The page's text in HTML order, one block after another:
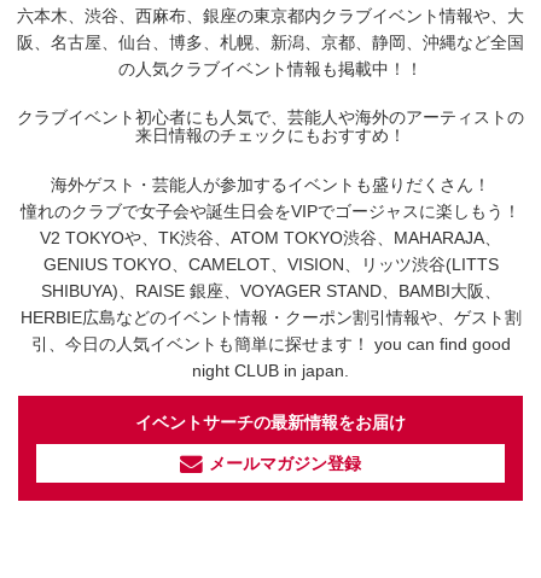
六本木、渋谷、西麻布、銀座の東京都内クラブイベント情報や、大
阪、名古屋、仙台、博多、札幌、新潟、京都、静岡、沖縄など全国
の人気クラブイベント情報も掲載中！！
クラブイベント初心者にも人気で、芸能人や海外のアーティストの
来日情報のチェックにもおすすめ！
海外ゲスト・芸能人が参加するイベントも盛りだくさん！
憧れのクラブで女子会や誕生日会をVIPでゴージャスに楽しもう！
V2 TOKYOや、TK渋谷、ATOM TOKYO渋谷、MAHARAJA、
GENIUS TOKYO、CAMELOT、VISION、リッツ渋谷(LITTS
SHIBUYA)、RAISE 銀座、VOYAGER STAND、BAMBI大阪、
HERBIE広島などのイベント情報・クーポン割引情報や、ゲスト割
引、今日の人気イベントも簡単に探せます！ you can find good
night CLUB in japan.
イベントサーチの最新情報をお届け
メールマガジン登録